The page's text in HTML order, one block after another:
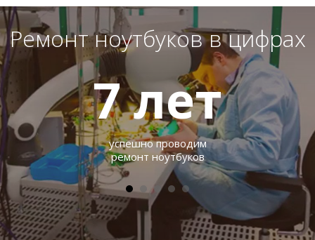
Ремонт ноутбуков в цифрах
7лет
успешно проводим
ремонт ноутбуков